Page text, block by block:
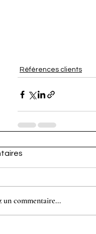
Références clients
un commentaire...